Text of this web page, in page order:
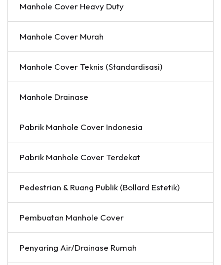
Manhole Cover Heavy Duty
Manhole Cover Murah
Manhole Cover Teknis (Standardisasi)
Manhole Drainase
Pabrik Manhole Cover Indonesia
Pabrik Manhole Cover Terdekat
Pedestrian & Ruang Publik (Bollard Estetik)
Pembuatan Manhole Cover
Penyaring Air/Drainase Rumah